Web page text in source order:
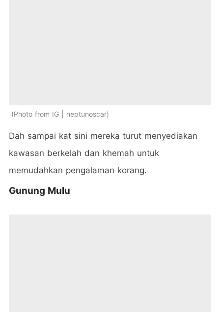
Photo from IG | neptunoscar
Dah sampai kat sini mereka turut menyediakan
kawasan berkelah dan khemah untuk
memudahkan pengalaman korang.
Gunung Mulu